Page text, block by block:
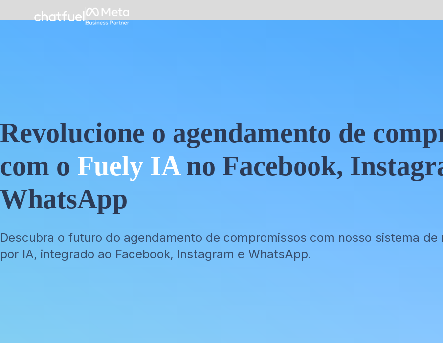
Revolucione o agendamento de
com o Fuely IAno Facebook,
WhatsApp
Descubra o futuro do agendamento de compromissos com nosso sistema
por IA, integrado ao Facebook, Instagram e WhatsApp.